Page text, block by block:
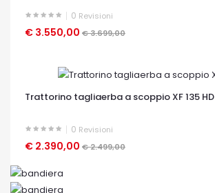
0 Revisioni
€ 3.550,00 € 3.699,00
OCCHIATA VELOCE
Trattorino tagliaerba a scoppio XF 135 HD
0 Revisioni
€ 2.390,00 € 2.499,00
OCCHIATA VELOCE